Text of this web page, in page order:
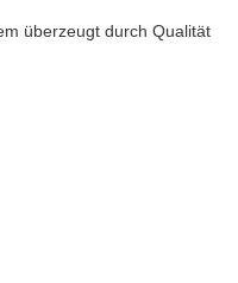
überzeugt durch Qualität